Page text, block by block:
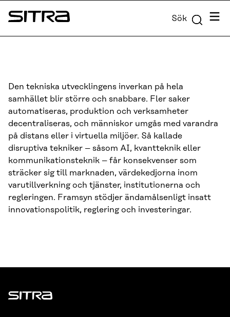
Skip to
content
Sitra Sök Meny
Den tekniska utvecklingens inverkan på hela
samhället blir större och snabbare. Fler saker
automatiseras, produktion och verksamheter
decentraliseras, och människor umgås med varandra
på distans eller i virtuella miljöer. Så kallade
disruptiva tekniker – såsom AI, kvantteknik eller
kommunikationsteknik – får konsekvenser som
sträcker sig till marknaden, värdekedjorna inom
varutillverkning och tjänster, institutionerna och
regleringen. Framsyn stödjer ändamålsenligt insatt
innovationspolitik, reglering och investeringar.
Sitra